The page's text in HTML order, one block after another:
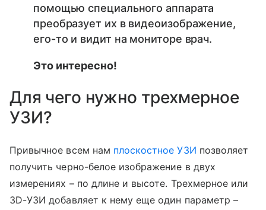
помощью специального аппарата
преобразует их в видеоизображение,
его-то и видит на мониторе врач.
Это интересно!
Для чего нужно трехмерное
УЗИ?
Привычное всем нам плоскостное УЗИ позволяет
получить черно-белое изображение в двух
измерениях – по длине и высоте. Трехмерное или
3D-УЗИ добавляет к нему еще один параметр –